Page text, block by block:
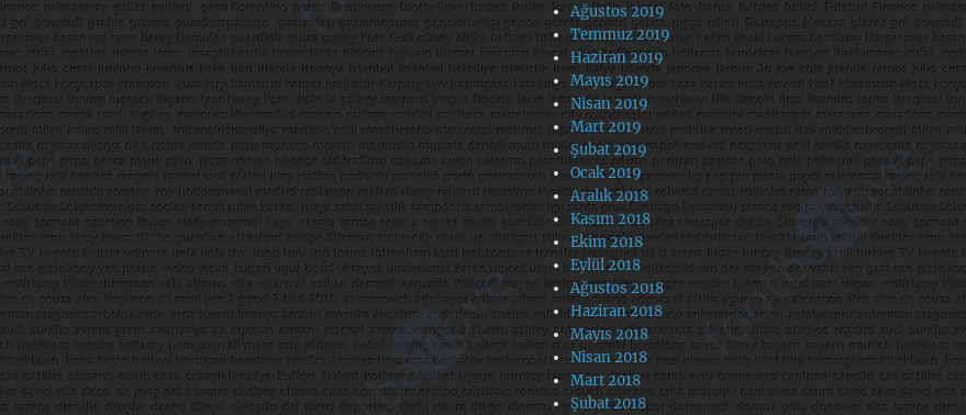
Ağustos 2019
Temmuz 2019
Haziran 2019
Mayıs 2019
Nisan 2019
Mart 2019
Şubat 2019
Ocak 2019
Aralık 2018
Kasım 2018
Ekim 2018
Eylül 2018
Ağustos 2018
Haziran 2018
Mayıs 2018
Nisan 2018
Mart 2018
Şubat 2018